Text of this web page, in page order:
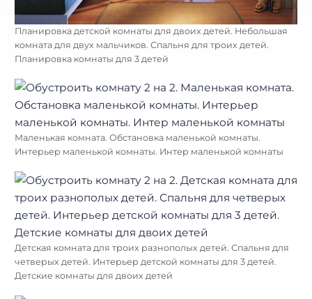
Планировка детской комнаты для двоих детей. Небольшая
комната для двух мальчиков. Спальня для троих детей.
Планировка комнаты для 3 детей
Маленькая комната. Обстановка маленькой комнаты.
Интерьер маленькой комнаты. Интер маленькой комнаты
Детская комната для троих разнополых детей. Спальня для
четверых детей. Интерьер детской комнаты для 3 детей.
Детские комнаты для двоих детей